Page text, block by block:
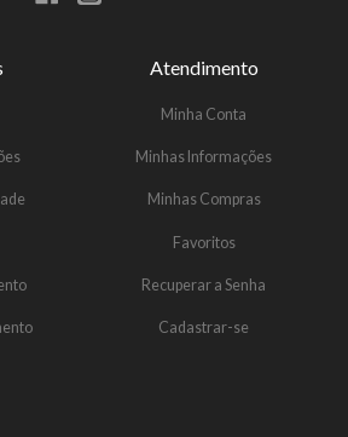
Atendimento
Minha Conta
Minhas Informações
Minhas Compras
Favoritos
Recuperar a Senha
Cadastrar-se